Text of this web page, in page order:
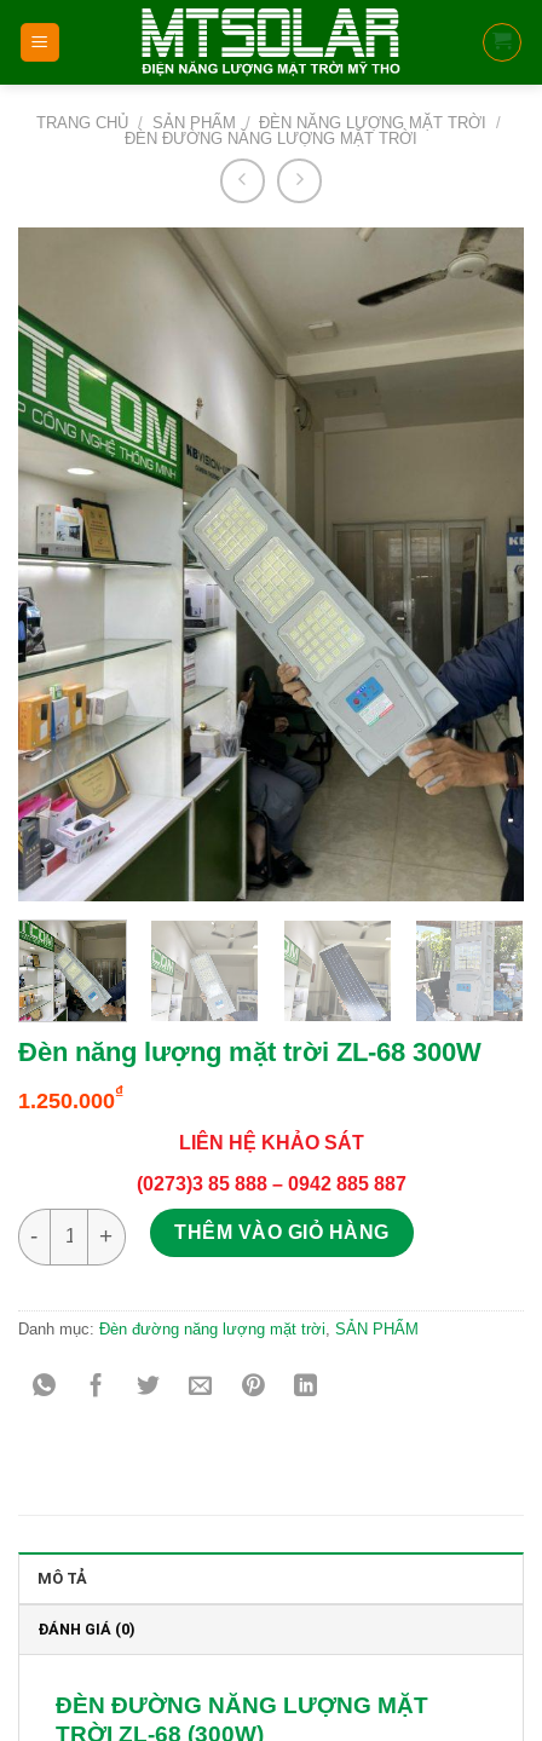
TRANG CHỦ / SẢN PHẨM / ĐÈN NĂNG LƯỢNG MẶT TRỜI
/
ĐÈN ĐƯỜNG NĂNG LƯỢNG MẶT TRỜI
Đèn năng lượng mặt trời ZL-68 300W
1.250.000₫
LIÊN HỆ KHẢO SÁT
(0273)3 85 888 – 0942 885 887
Đèn năng lượng mặt trời ZL-68 300W số lượng
THÊM VÀO GIỎ HÀNG
Danh mục: Đèn đường năng lượng mặt trời SẢN PHẨM
MÔ TẢ
ĐÁNH GIÁ (0)
ĐÈN ĐƯỜNG NĂNG LƯỢNG MẶT
TRỜI ZL-68 (300W)